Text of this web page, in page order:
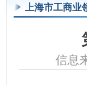
上海市工商业
信息